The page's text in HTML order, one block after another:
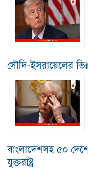
সৌদি-ইসরায়েলের ভিন্ন
বাংলাদেশসহ ৫০
যুক্তরাষ্ট্র